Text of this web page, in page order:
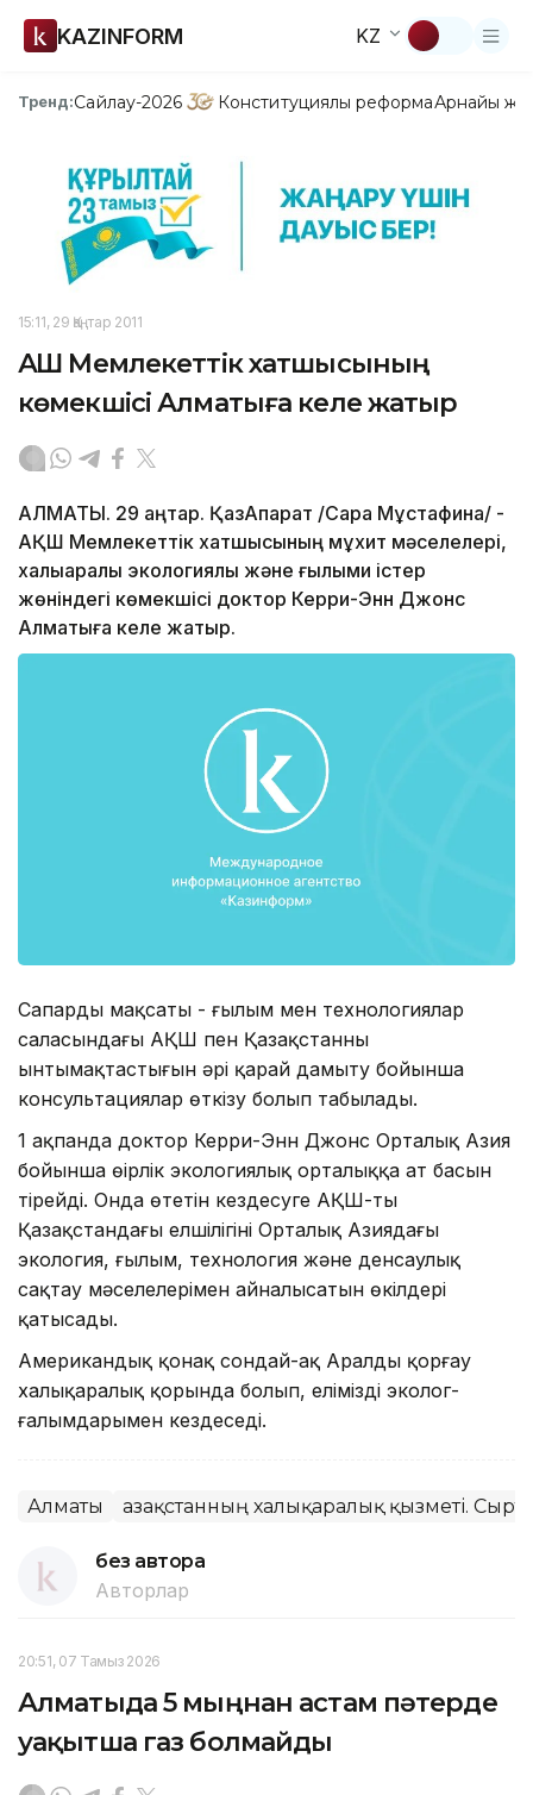
KAZINFORM KZ
Тренд:Сайлау-2026 Конституциялық реформаАрнайы
15:11, 29 Қаңтар 2011
АҚШ Мемлекеттік хатшысының
көмекшісі Алматыға келе жатыр
АЛМАТЫ. 29 қаңтар. ҚазАқпарат /Сара Мұстафина/ -
АҚШ Мемлекеттік хатшысының мұхит мәселелері,
халықаралық экологиялық және ғылыми істер
жөніндегі көмекшісі доктор Керри-Энн Джонс
Алматыға келе жатыр.
Сапардың мақсаты - ғылым мен технологиялар
саласындағы АҚШ пен Қазақстанның
ынтымақтастығын әрі қарай дамыту бойынша
консультациялар өткізу болып табылады.
1 ақпанда доктор Керри-Энн Джонс Орталық Азия
бойынша өңірлік экологиялық орталыққа ат басын
тірейді. Онда өтетін кездесуге АҚШ-тың
Қазақстандағы елшілігінің Орталық Азиядағы
экология, ғылым, технология және денсаулық
сақтау мәселелерімен айналысатын өкілдері
қатысады.
Американдық қонақ сондай-ақ Аралды қорғау
халықаралық қорында болып, еліміздің эколог-
ғалымдарымен кездеседі.
Алматы Қазақстанның халықаралық қызметі.
без автора
Авторлар
20:51, 07 Тамыз 2026
Алматыда 5 мыңнан астам пәтерде
уақытша газ болмайды